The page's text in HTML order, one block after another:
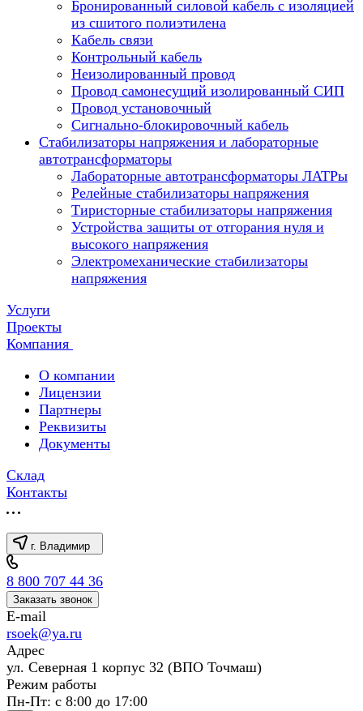
Бронированный силовой кабель с изоляцией
из сшитого полиэтилена
Кабель связи
Контрольный кабель
Неизолированный провод
Провод самонесущий изолированный СИП
Провод установочный
Сигнально-блокировочный кабель
Стабилизаторы напряжения и лабораторные
автотрансформаторы
Лабораторные автотрансформаторы ЛАТРы
Релейные стабилизаторы напряжения
Тиристорные стабилизаторы напряжения
Устройства защиты от отгорания нуля и
высокого напряжения
Электромеханические стабилизаторы
напряжения
Услуги
Проекты
Компания
О компании
Лицензии
Партнеры
Реквизиты
Документы
Склад
Контакты
г. Владимир
8 800 707 44 36
Заказать звонок
E-mail
rsoek@ya.ru
Адрес
ул. Северная 1 корпус 32 (ВПО Точмаш)
Режим работы
Пн-Пт: с 8:00 до 17:00